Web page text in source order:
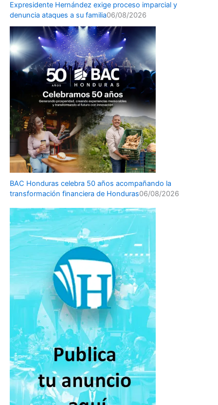
Expresidente Hernández exige proceso imparcial y
denuncia ataques a su familia06/08/2026
BAC Honduras celebra 50 años acompañando la
transformación financiera de Honduras06/08/2026